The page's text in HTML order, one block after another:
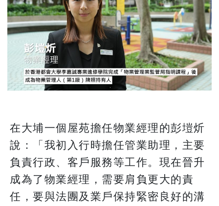
在大埔一個屋苑擔任物業經理的彭塏炘
說：「我初入行時擔任管業助理，主要
負責行政、客戶服務等工作。現在晉升
成為了物業經理，需要肩負更大的責
任，要與法團及業戶保持緊密良好的溝